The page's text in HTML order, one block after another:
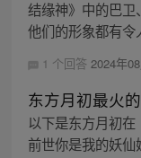
结缘神》中的巴卫
他们的形象都有令
1 个回答 2024年
东方月初最火
以下是东方月初
前世你是我的妖